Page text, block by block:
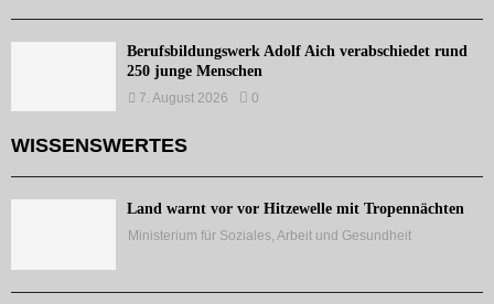
Berufsbildungswerk Adolf Aich verabschiedet rund
250 junge Menschen
7. August 2026 0
WISSENSWERTES
Land warnt vor vor Hitzewelle mit Tropennächten
Ministerium für Soziales, Arbeit und Gesundheit